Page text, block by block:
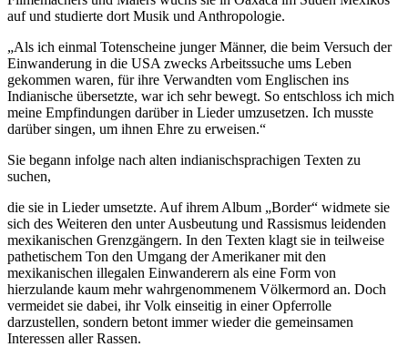
auf und studierte dort Musik und Anthropologie.
„Als ich einmal Totenscheine junger Männer, die beim Versuch der
Einwanderung in die USA zwecks Arbeitssuche ums Leben
gekommen waren, für ihre Verwandten vom Englischen ins
Indianische übersetzte, war ich sehr bewegt. So entschloss ich mich
meine Empfindungen darüber in Lieder umzusetzen. Ich musste
darüber singen, um ihnen Ehre zu erweisen.“
Sie begann infolge nach alten indianischsprachigen Texten zu
suchen,
die sie in Lieder umsetzte. Auf ihrem Album „Border“ widmete sie
sich des Weiteren den unter Ausbeutung und Rassismus leidenden
mexikanischen Grenzgängern. In den Texten klagt sie in teilweise
pathetischem Ton den Umgang der Amerikaner mit den
mexikanischen illegalen Einwanderern als eine Form von
hierzulande kaum mehr wahrgenommenem Völkermord an. Doch
vermeidet sie dabei, ihr Volk einseitig in einer Opferrolle
darzustellen, sondern betont immer wieder die gemeinsamen
Interessen aller Rassen.